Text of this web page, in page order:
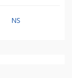
NS